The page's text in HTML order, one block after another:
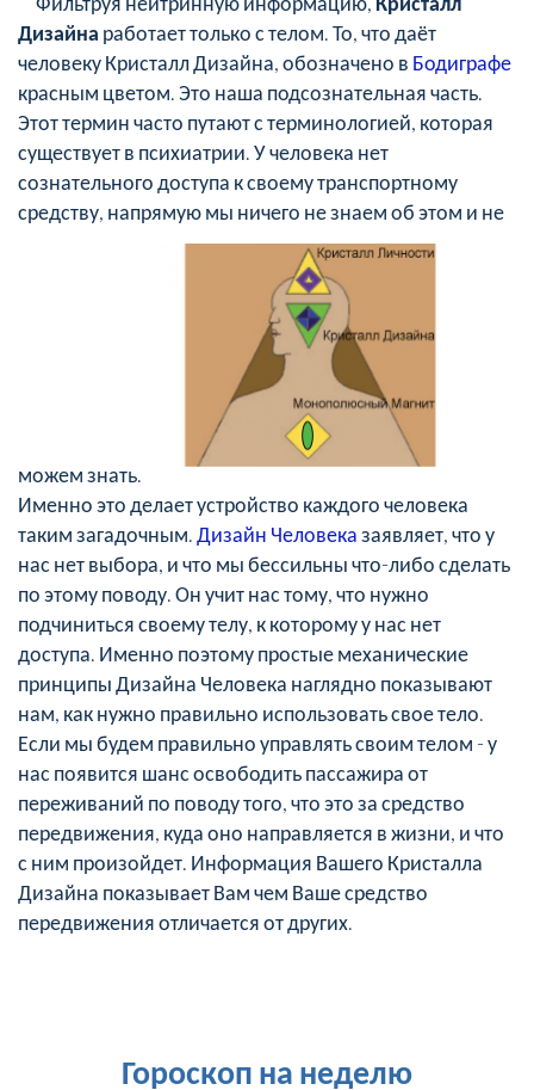
Дизайна работает только с телом. То, что даёт
человеку Кристалл Дизайна, обозначено в Бодиграфе
красным цветом. Это наша подсознательная часть.
Этот термин часто путают с терминологией, которая
существует в психиатрии. У человека нет
сознательного доступа к своему транспортному
средству, напрямую мы ничего не знаем об этом и не
можем знать.
Именно это делает устройство каждого человека
таким загадочным.Дизайн Человеказаявляет, что у
нас нет выбора, и что мы бессильны что-либо сделать
по этому поводу. Он учит нас тому, что нужно
подчиниться своему телу, к которому у нас нет
доступа. Именно поэтому простые механические
принципы Дизайна Человека наглядно показывают
нам, как нужно правильно использовать свое тело.
Если мы будем правильно управлять своим телом - у
нас появится шанс освободить пассажира от
переживаний по поводу того, что это за средство
передвижения, куда оно направляется в жизни, и что
с ним произойдет. Информация Вашего Кристалла
Дизайна показывает Вам чем Ваше средство
передвижения отличается от других.
Гороскоп на неделю